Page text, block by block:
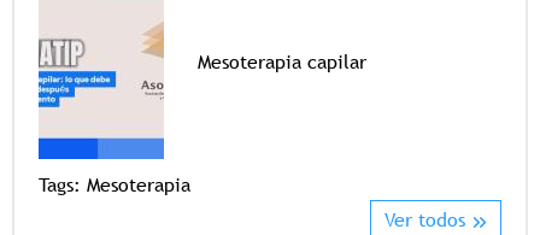
Mesoterapia capilar
Tags: Mesoterapia
Ver todos